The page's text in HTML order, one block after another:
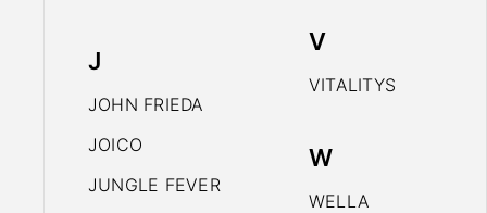
J
JOHN FRIEDA
JOICO
JUNGLE FEVER
V
VITALITYS
W
WELLA